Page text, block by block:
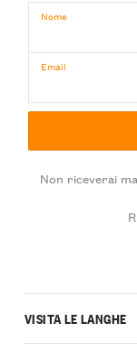
Nome
Email
Non riceverai
VISITA LE LANGHE